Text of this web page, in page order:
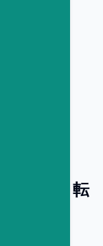
る求人・転